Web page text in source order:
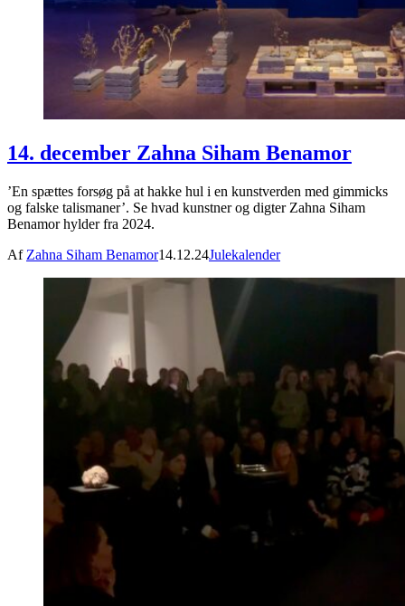
14. december Zahna Siham Benamor
’En spættes forsøg på at hakke hul i en kunstverden med gimmicks
og falske talismaner’. Se hvad kunstner og digter Zahna Siham
Benamor hylder fra 2024.
Af Zahna Siham Benamor14.12.24Julekalender